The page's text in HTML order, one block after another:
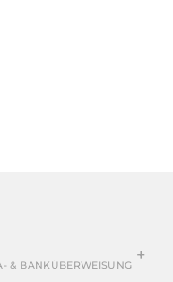
& BANKÜBERWEISUNG